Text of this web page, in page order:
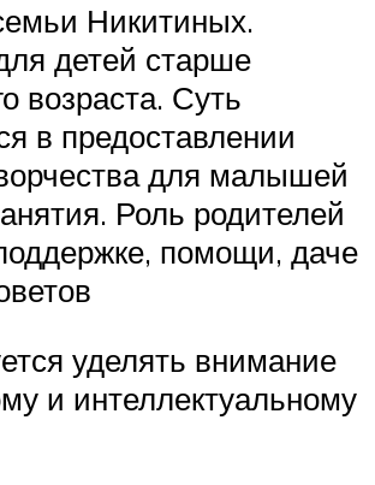
Никитиных.
детей старше
возраста. Суть
в предоставлении
для малышей
Роль родителей
помощи, даче
уделять внимание
и интеллектуальному